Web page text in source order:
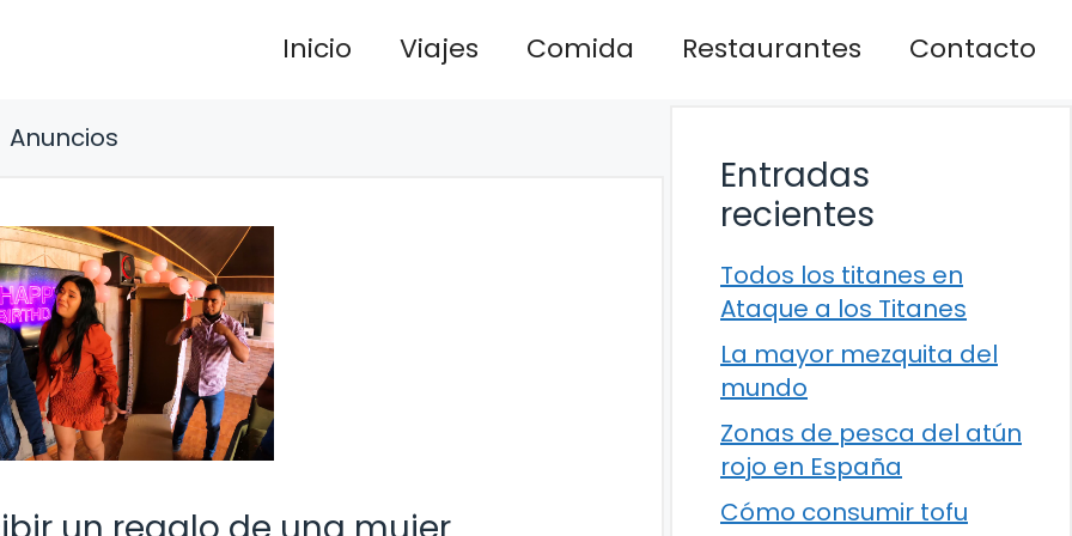
Inicio Viajes Comida Restaurantes Contacto
Anuncios
Entradas
recientes
Todos los titanes en
Ataque a los Titanes
La mayor mezquita del
mundo
Zonas de pesca del atún
rojo en España
Cómo consumir tofu